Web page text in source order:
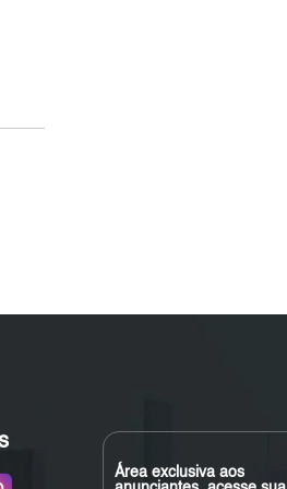
Área exclusiva aos